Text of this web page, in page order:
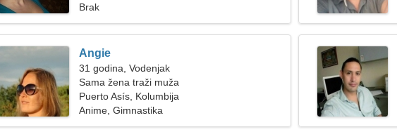
Brak
Angie
31 godina, Vodenjak
Sama žena traži muža
Puerto Asís, Kolumbija
Anime, Gimnastika